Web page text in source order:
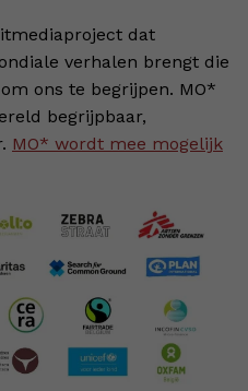
dat
verhalen brengt die
ons te begrijpen. MO*
begrijpbaar,
MO* wordt mee mogelijk